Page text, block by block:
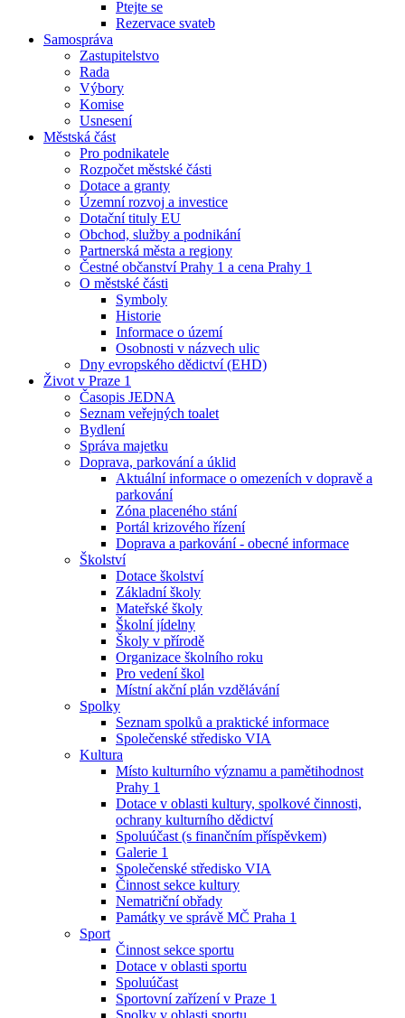
Ptejte se
Rezervace svateb
Samospráva
Zastupitelstvo
Rada
Výbory
Komise
Usnesení
Městská část
Pro podnikatele
Rozpočet městské části
Dotace a granty
Územní rozvoj a investice
Dotační tituly EU
Obchod, služby a podnikání
Partnerská města a regiony
Čestné občanství Prahy 1 a cena Prahy 1
O městské části
Symboly
Historie
Informace o území
Osobnosti v názvech ulic
Dny evropského dědictví (EHD)
Život v Praze 1
Časopis JEDNA
Seznam veřejných toalet
Bydlení
Správa majetku
Doprava, parkování a úklid
Aktuální informace o omezeních v dopravě a
parkování
Zóna placeného stání
Portál krizového řízení
Doprava a parkování - obecné informace
Školství
Dotace školství
Základní školy
Mateřské školy
Školní jídelny
Školy v přírodě
Organizace školního roku
Pro vedení škol
Místní akční plán vzdělávání
Spolky
Seznam spolků a praktické informace
Společenské středisko VIA
Kultura
Místo kulturního významu a pamětihodnost
Prahy 1
Dotace v oblasti kultury, spolkové činnosti,
ochrany kulturního dědictví
Spoluúčast (s finančním příspěvkem)
Galerie 1
Společenské středisko VIA
Činnost sekce kultury
Nematriční obřady
Památky ve správě MČ Praha 1
Sport
Činnost sekce sportu
Dotace v oblasti sportu
Spoluúčast
Sportovní zařízení v Praze 1
Spolky v oblasti sportu